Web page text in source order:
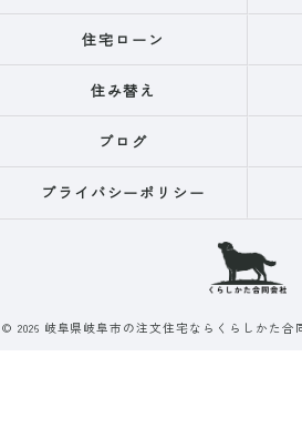
住宅ローン
住み替え
ブログ
プライバシーポリシー
© 2026 岐阜県岐阜市の注文住宅ならくらしかた合